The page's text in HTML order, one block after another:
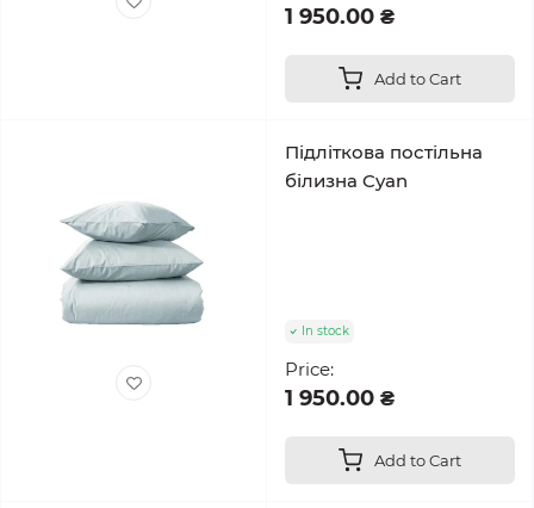
1 950.00 ₴
Add to Cart
Підліткова постільна
білизна Cyan
In stock
Price:
1 950.00 ₴
Add to Cart